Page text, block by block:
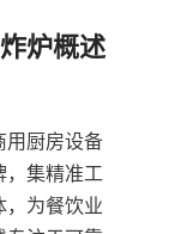
炉概述
用厨房设备
，集精准工
，为餐饮业